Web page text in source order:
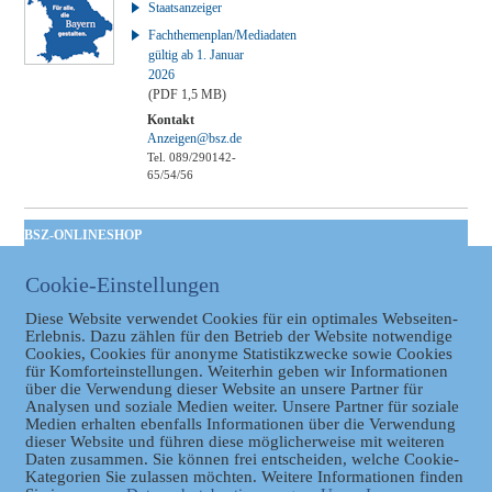
Staatsanzeiger
Fachthemenplan/Mediadaten
gültig ab 1. Januar
2026
(PDF 1,5 MB)
Kontakt
Anzeigen@bsz.de
Tel. 089/290142-
65/54/56
BSZ-ONLINESHOP
Taschenbuch
GVBl | Einbanddecke
Datenschutz
Cookie-Einstellungen
Diese Website verwendet Cookies für ein optimales Webseiten-
Erlebnis. Dazu zählen für den Betrieb der Website notwendige
Cookies, Cookies für anonyme Statistikzwecke sowie Cookies
für Komforteinstellungen. Weiterhin geben wir Informationen
über die Verwendung dieser Website an unsere Partner für
Analysen und soziale Medien weiter. Unsere Partner für soziale
Medien erhalten ebenfalls Informationen über die Verwendung
dieser Website und führen diese möglicherweise mit weiteren
Daten zusammen. Sie können frei entscheiden, welche Cookie-
Kategorien Sie zulassen möchten. Weitere Informationen finden